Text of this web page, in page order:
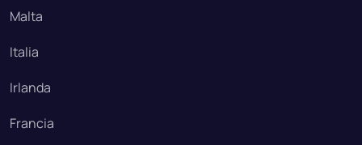
Malta
Italia
Irlanda
Francia